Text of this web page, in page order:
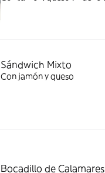
Sándwich Mixto
Con jamón y queso
Bocadillo de Calamares